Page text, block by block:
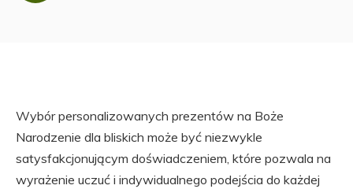
Wybór personalizowanych prezentów na Boże
Narodzenie dla bliskich może być niezwykle
satysfakcjonującym doświadczeniem, które pozwala na
wyrażenie uczuć i indywidualnego podejścia do każdej